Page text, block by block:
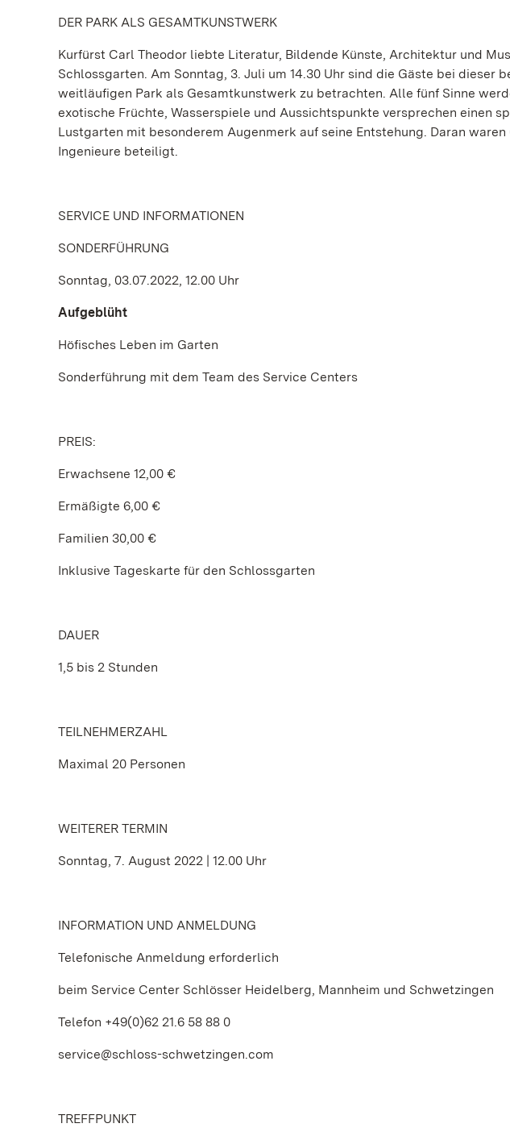
DER PARK ALS GESAMTKUNSTWERK
Kurfürst Carl Theodor liebte Literatur, Bildende Künste, Architektur und
Schlossgarten. Am Sonntag, 3. Juli um 14.30 Uhr sind die Gäste bei dieser
weitläufigen Park als Gesamtkunstwerk zu betrachten. Alle fünf Sinne
exotische Früchte, Wasserspiele und Aussichtspunkte versprechen einen
Lustgarten mit besonderem Augenmerk auf seine Entstehung. Daran
Ingenieure beteiligt.
SERVICE UND INFORMATIONEN
SONDERFÜHRUNG
Sonntag, 03.07.2022, 12.00 Uhr
Aufgeblüht
Höfisches Leben im Garten
Sonderführung mit dem Team des Service Centers
PREIS:
Erwachsene 12,00 €
Ermäßigte 6,00 €
Familien 30,00 €
Inklusive Tageskarte für den Schlossgarten
DAUER
1,5 bis 2 Stunden
TEILNEHMERZAHL
Maximal 20 Personen
WEITERER TERMIN
Sonntag, 7. August 2022 | 12.00 Uhr
INFORMATION UND ANMELDUNG
Telefonische Anmeldung erforderlich
beim Service Center Schlösser Heidelberg, Mannheim und Schwetzingen
Telefon +49(0)62 21.6 58 88 0
service@schloss-schwetzingen.com
TREFFPUNKT